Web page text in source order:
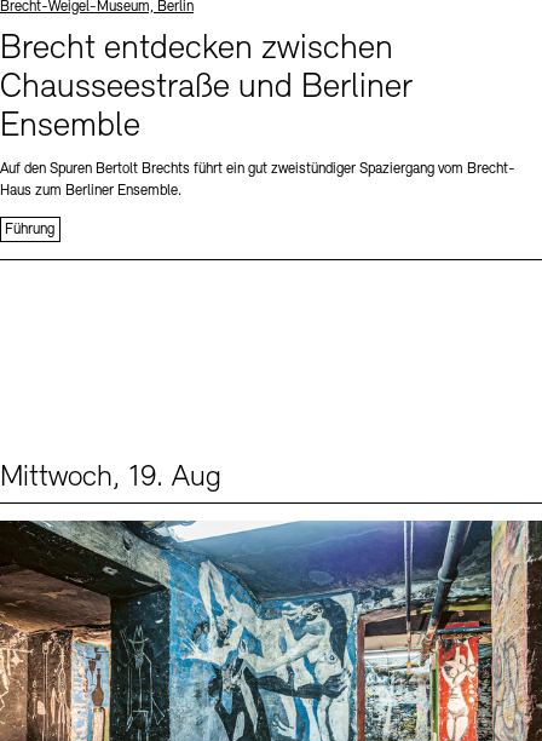
Standort
Brecht-Weigel-Museum, Berlin
Brecht entdecken zwischen
Chausseestraße und Berliner
Ensemble
Auf den Spuren Bertolt Brechts führt ein gut zweistündiger Spaziergang vom Brecht-
Haus zum Berliner Ensemble.
Führung
Mittwoch, 19. Aug